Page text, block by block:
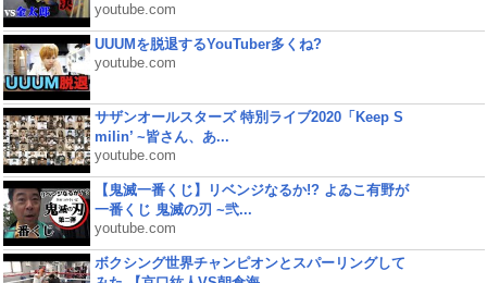
youtube.com
UUUMを脱退するYouTuber多くね?
youtube.com
サザンオールスターズ 特別ライブ2020「Keep S
milin’ ~皆さん、あ...
youtube.com
【鬼滅一番くじ】リベンジなるか!? よゐこ有野が
一番くじ 鬼滅の刃 ~弐...
youtube.com
ボクシング世界チャンピオンとスパーリングして